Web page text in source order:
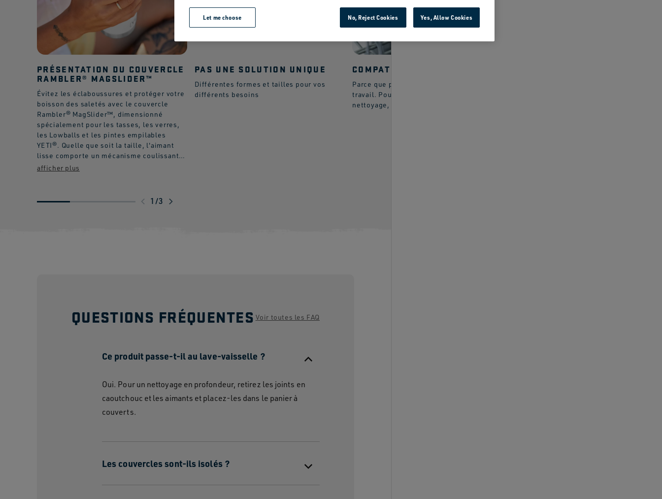
PRÉSENTATION DU COUVERCLE
RAMBLER® MAGSLIDER™
Évitez les éclaboussures et protéger votre
boisson des saletés avec le couvercle
Rambler® MagSlider™, dimensionné
spécialement pour les tasses, les verres,
les Lowballs et les pintes empilables
YETI®. Quelle que soit la taille, l'aimant
lisse comporte un mécanisme coulissant
fiable. De plus, l'aimant est facile à retirer
état et dure bien plus longtemps que les
autres couvercles coulissants disponibles
PAS UNE SOLUTION UNIQUE
Différentes formes et tailles pour vos
différents besoins
COMPATIBLE LAVE-VAISSELLE
Parce que personne n'a besoin de plus de
travail. Pour plus d'informations sur le
nettoyage, consultez notre FAQ.
1 /3
QUESTIONS FRÉQUENTES Voir toutes les FAQ
Ce produit passe-t-il au lave-vaisselle ?
Oui. Pour un nettoyage en profondeur, retirez les joints en
caoutchouc et les aimants et placez-les dans le panier à
couverts.
Les couvercles sont-ils isolés ?
Let me choose No, Reject Cookies Yes, Allow Cookies